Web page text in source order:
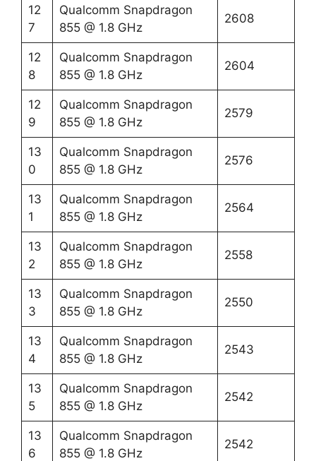
12
7
Qualcomm Snapdragon
855 @ 1.8 GHz
2608
12
8
Qualcomm Snapdragon
855 @ 1.8 GHz
2604
12
9
Qualcomm Snapdragon
855 @ 1.8 GHz
2579
13
0
Qualcomm Snapdragon
855 @ 1.8 GHz
2576
13
1
Qualcomm Snapdragon
855 @ 1.8 GHz
2564
13
2
Qualcomm Snapdragon
855 @ 1.8 GHz
2558
13
3
Qualcomm Snapdragon
855 @ 1.8 GHz
2550
13
4
Qualcomm Snapdragon
855 @ 1.8 GHz
2543
13
5
Qualcomm Snapdragon
855 @ 1.8 GHz
2542
13
6
Qualcomm Snapdragon
855 @ 1.8 GHz
2542